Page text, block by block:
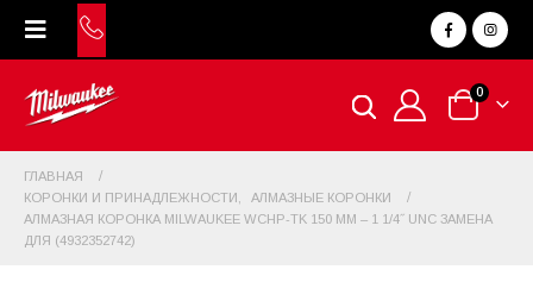
0
ГЛАВНАЯ
КОРОНКИ И ПРИНАДЛЕЖНОСТИ
АЛМАЗНЫЕ КОРОНКИ
АЛМАЗНАЯ КОРОНКА MILWAUKEE WCHP-TK 150 ММ – 1 1/4˝ UNC ЗАМЕНА
ДЛЯ (4932352742)